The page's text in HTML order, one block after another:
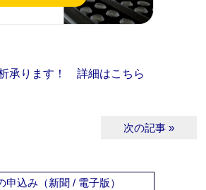
承ります！ 詳細はこちら
次の記事 »
申込み（新聞 / 電子版）